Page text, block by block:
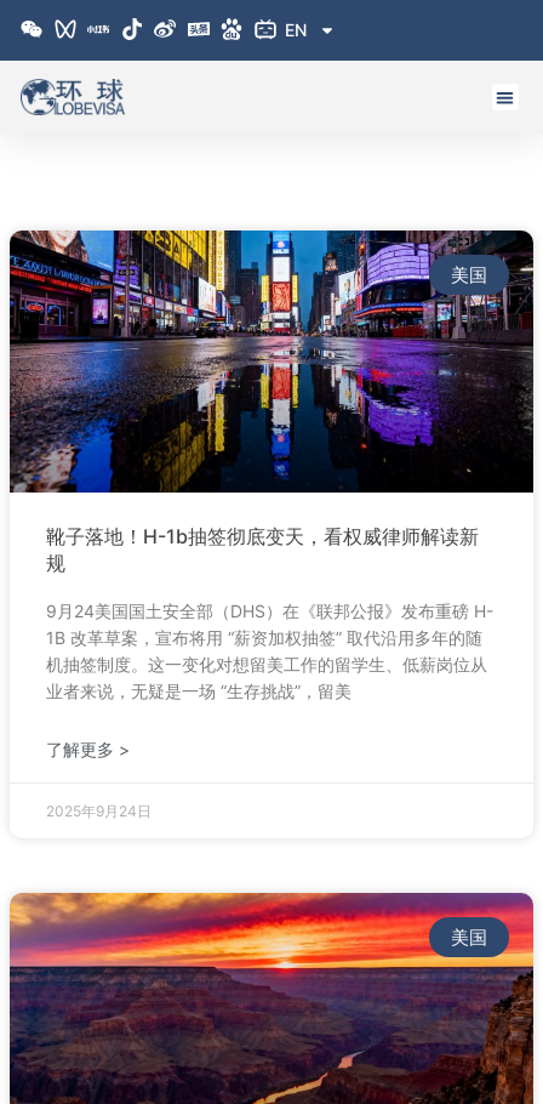
EN
美国
靴子落地！H-1b抽签彻底变天，看权威律师解读新
规
9月24美国国土安全部（DHS）在《联邦公报》发布重磅 H-
1B 改革草案，宣布将用 “薪资加权抽签” 取代沿用多年的随
机抽签制度。这一变化对想留美工作的留学生、低薪岗位从
业者来说，无疑是一场 “生存挑战”，留美
了解更多 >
2025年9月24日
美国
PagePage